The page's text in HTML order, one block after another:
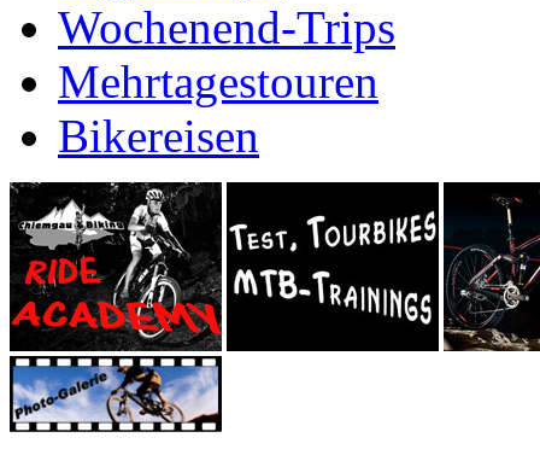
Wochenend-Trips
Mehrtagestouren
Bikereisen